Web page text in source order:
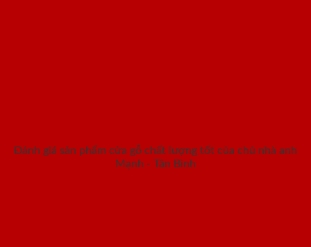
Đánh giá sản phẩm cửa gỗ chất lượng tốt của chủ nhà anh
Mạnh - Tân Bình